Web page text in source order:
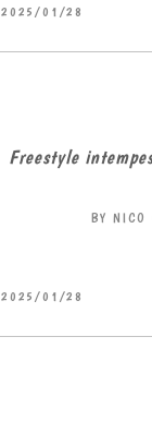
2025/01/28
Freestyle
BY NICO
2025/01/28